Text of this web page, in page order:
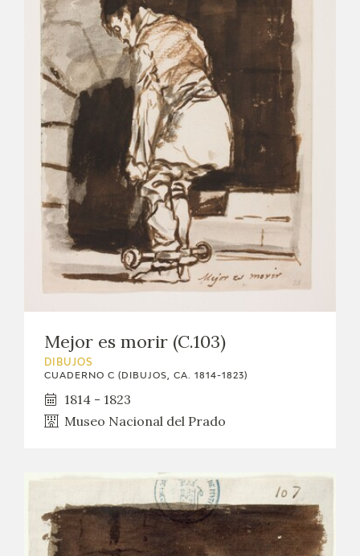
Mejor es morir (C.103)
DIBUJOS
CUADERNO C (DIBUJOS, CA. 1814-1823)
1814 - 1823
Museo Nacional del Prado